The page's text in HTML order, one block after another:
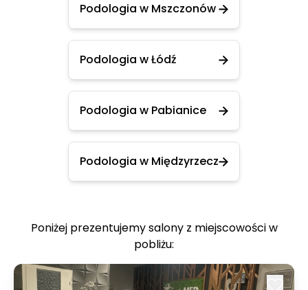
Podologia w Mszczonów
Podologia w Łódź
Podologia w Pabianice
Podologia w Międzyrzecz
Poniżej prezentujemy salony z miejscowości w
pobliżu: